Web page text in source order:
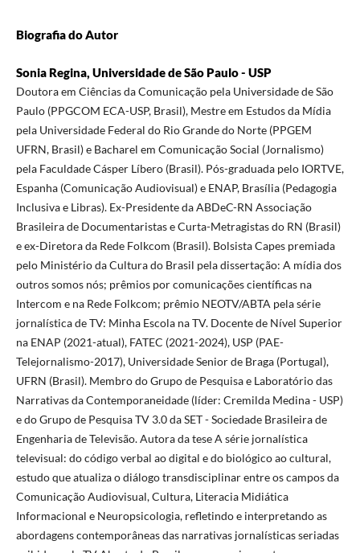
Biografia do Autor
Sonia Regina, Universidade de São Paulo - USP
Doutora em Ciências da Comunicação pela Universidade de São
Paulo (PPGCOM ECA-USP, Brasil), Mestre em Estudos da Mídia
pela Universidade Federal do Rio Grande do Norte (PPGEM
UFRN, Brasil) e Bacharel em Comunicação Social (Jornalismo)
pela Faculdade Cásper Líbero (Brasil). Pós-graduada pelo IORTVE,
Espanha (Comunicação Audiovisual) e ENAP, Brasília (Pedagogia
Inclusiva e Libras). Ex-Presidente da ABDeC-RN Associação
Brasileira de Documentaristas e Curta-Metragistas do RN (Brasil)
e ex-Diretora da Rede Folkcom (Brasil). Bolsista Capes premiada
pelo Ministério da Cultura do Brasil pela dissertação: A mídia dos
outros somos nós; prêmios por comunicações científicas na
Intercom e na Rede Folkcom; prêmio NEOTV/ABTA pela série
jornalística de TV: Minha Escola na TV. Docente de Nível Superior
na ENAP (2021-atual), FATEC (2021-2024), USP (PAE-
Telejornalismo-2017), Universidade Senior de Braga (Portugal),
UFRN (Brasil). Membro do Grupo de Pesquisa e Laboratório das
Narrativas da Contemporaneidade (líder: Cremilda Medina - USP)
e do Grupo de Pesquisa TV 3.0 da SET - Sociedade Brasileira de
Engenharia de Televisão. Autora da tese A série jornalística
televisual: do código verbal ao digital e do biológico ao cultural,
estudo que atualiza o diálogo transdisciplinar entre os campos da
Comunicação Audiovisual, Cultura, Literacia Midiática
Informacional e Neuropsicologia, refletindo e interpretando as
abordagens contemporâneas das narrativas jornalísticas seriadas